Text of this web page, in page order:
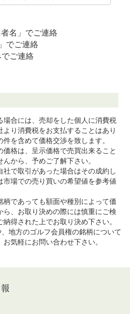
場合には、売却をした個人に消費税
り消費税をお支払することはあり
を含めて価格交渉を致します。
格は、呈示価格で売買出来ること
から、予めご了解下さい。
で取引があった場合はその成約し
市場での売り買いの希望値を参考値
柄であっても額面や種別によって価
、お取り決めの際には慎重にご検
得された上でお取り決め下さい。
地方のゴルフ会員権の銘柄について
気軽にお問い合わせ下さい。